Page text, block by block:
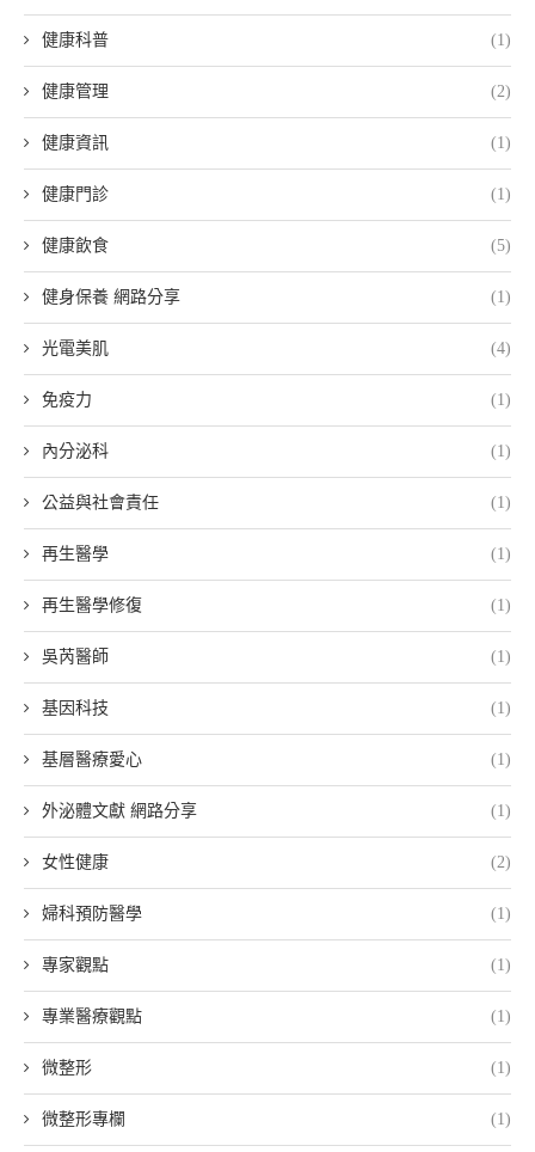
健康科普 (1)
健康管理 (2)
健康資訊 (1)
健康門診 (1)
健康飲食 (5)
健身保養 網路分享 (1)
光電美肌 (4)
免疫力 (1)
內分泌科 (1)
公益與社會責任 (1)
再生醫學 (1)
再生醫學修復 (1)
吳芮醫師 (1)
基因科技 (1)
基層醫療愛心 (1)
外泌體文獻 網路分享 (1)
女性健康 (2)
婦科預防醫學 (1)
專家觀點 (1)
專業醫療觀點 (1)
微整形 (1)
微整形專欄 (1)